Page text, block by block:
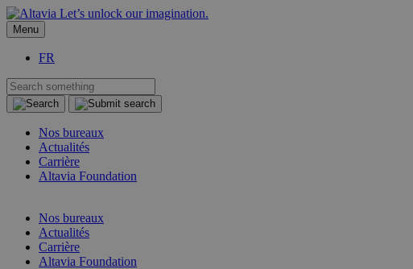
Let’s unlock our imagination.
Menu
FR
Nos bureaux
Actualités
Carrière
Altavia Foundation
Nos bureaux
Actualités
Carrière
Altavia Foundation